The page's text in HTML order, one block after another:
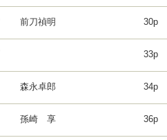
前刀禎明 30p
33p
森永卓郎 34p
孫崎 享 36p